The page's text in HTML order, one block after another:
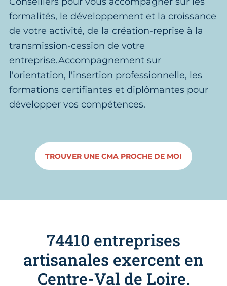
formalités, le développement et la croissance
de votre activité, de la création-reprise à la
transmission-cession de votre
entreprise.Accompagnement sur
l'orientation, l'insertion professionnelle, les
formations certifiantes et diplômantes pour
développer vos compétences.
TROUVER UNE CMA PROCHE DE MOI
74410 entreprises
artisanales exercent en
Centre-Val de Loire.